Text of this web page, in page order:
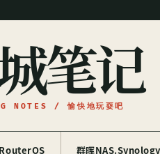
笔记
NOTES / 愉快地玩耍吧
群晖NAS.Synology